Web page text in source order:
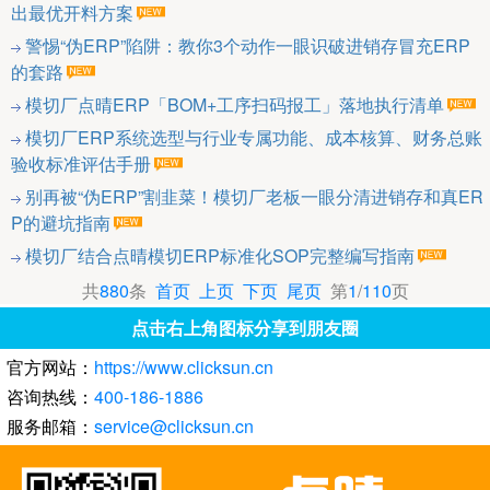
出最优开料方案
警惕“伪ERP”陷阱：教你3个动作一眼识破进销存冒充ERP
的套路
模切厂点晴ERP「BOM+工序扫码报工」落地执行清单
模切厂ERP系统选型与行业专属功能、成本核算、财务总账
验收标准评估手册
别再被“伪ERP”割韭菜！模切厂老板一眼分清进销存和真ER
P的避坑指南
模切厂结合点晴模切ERP标准化SOP完整编写指南
共880条 首页 上页 下页 尾页第1/110页
点击右上角图标分享到朋友圈
官方网站： https://www.clicksun.cn
咨询热线： 400-186-1886
服务邮箱： service@clicksun.cn